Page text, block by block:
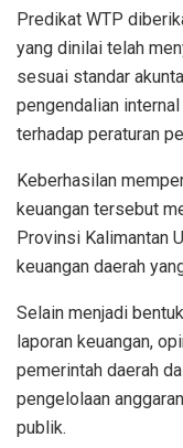
Predikat WTP
yang dinilai telah
sesuai standar
pengendalian
terhadap peraturan
Keberhasilan
keuangan tersebut
Provinsi Kalimantan
keuangan daerah
Selain menjadi
laporan keuangan,
pemerintah daerah
pengelolaan
publik.